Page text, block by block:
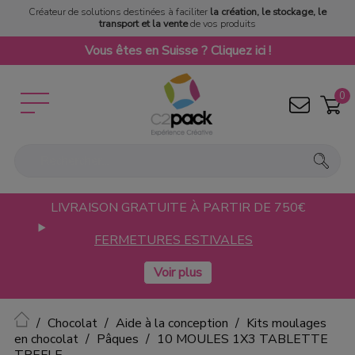
Créateur de solutions destinées à faciliter la création, le stockage, le
transport et la ventede vos produits
Vous êtes en Suisse ? Cliquez ici !
0
LIVRAISON GRATUITE À PARTIR DE 750€
FERMETURES ESTIVALES
Accueil
Chocolat Aide à la conception
Kits moulages
en chocolat
Pâques
10 MOULES 1X3 TABLETTE